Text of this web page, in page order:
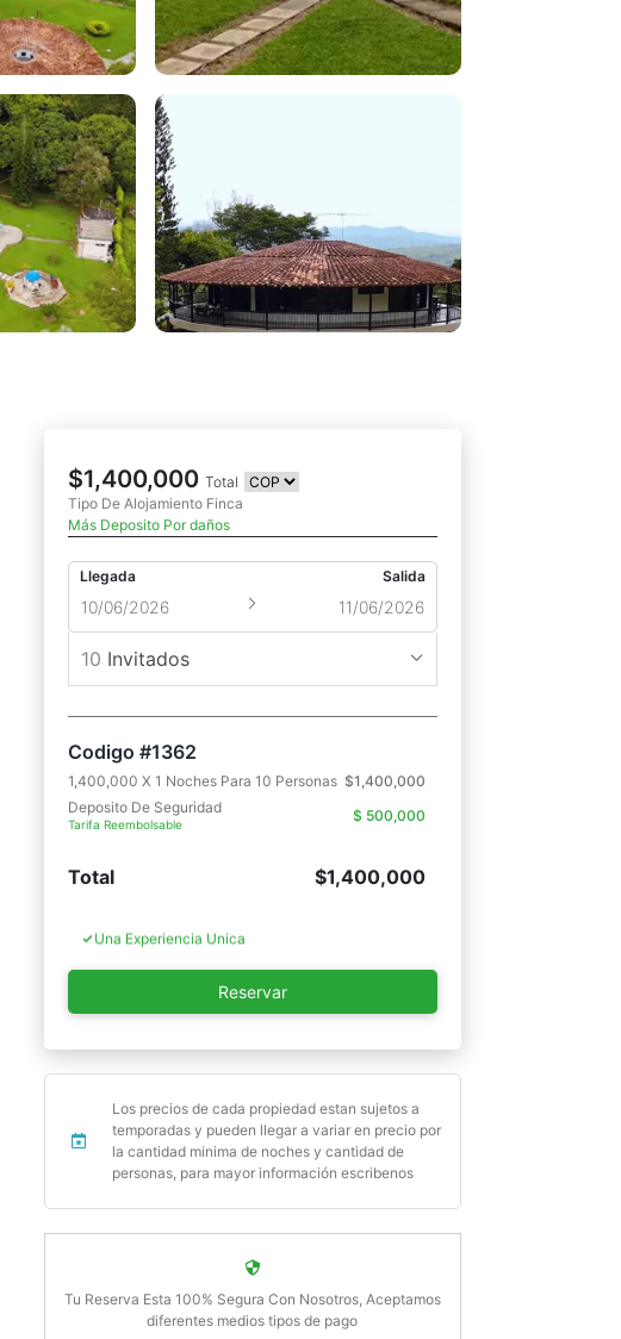
$1,400,000 Total
Tipo De Alojamiento Finca
Más Deposito Por daños
Llegada Salida
10 Invitados
Codigo #1362
1,400,000 X 1 Noches Para 10 Personas $1,400,000
Deposito De Seguridad
Tarifa Reembolsable $ 500,000
Total $1,400,000
Una Experiencia Unica
Ambiente confortable y acogedor
Los precios de cada propiedad estan sujetos a
temporadas y pueden llegar a variar en precio por
la cantidad minima de noches y cantidad de
personas, para mayor información escribenos
Tu Reserva Esta 100% Segura Con Nosotros, Aceptamos
diferentes medios tipos de pago